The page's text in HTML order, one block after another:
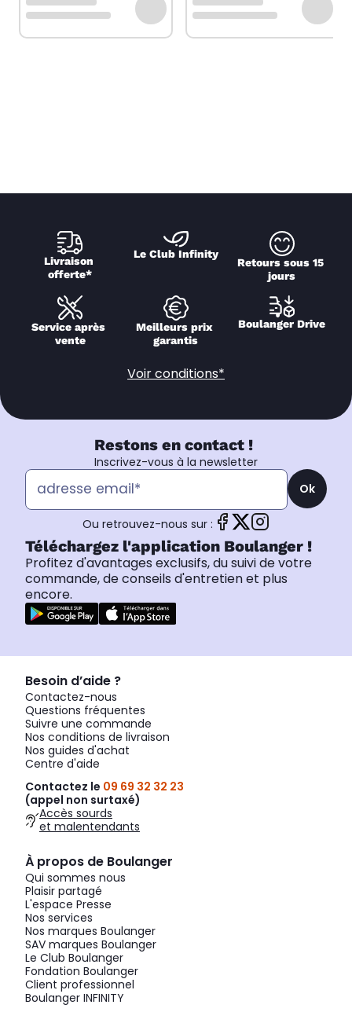
Livraison
offerte*
Le Club Infinity
Retours sous 15
jours
Service après
vente
Meilleurs prix
garantis
Boulanger Drive
Voir conditions*
Restons en contact !
Inscrivez-vous à la newsletter
Ok
Ou retrouvez-nous sur :
Téléchargez l'application Boulanger !
Profitez d'avantages exclusifs, du suivi de votre
commande, de conseils d'entretien et plus
encore.
Besoin d’aide ?
Contactez-nous
Questions fréquentes
Suivre une commande
Nos conditions de livraison
Nos guides d'achat
Centre d'aide
Contactez le 09 69 32 32 23
(appel non surtaxé)
Accès sourds
et malentendants
À propos de Boulanger
Qui sommes nous
Plaisir partagé
L'espace Presse
Nos services
Nos marques Boulanger
SAV marques Boulanger
Le Club Boulanger
Fondation Boulanger
Client professionnel
Boulanger INFINITY